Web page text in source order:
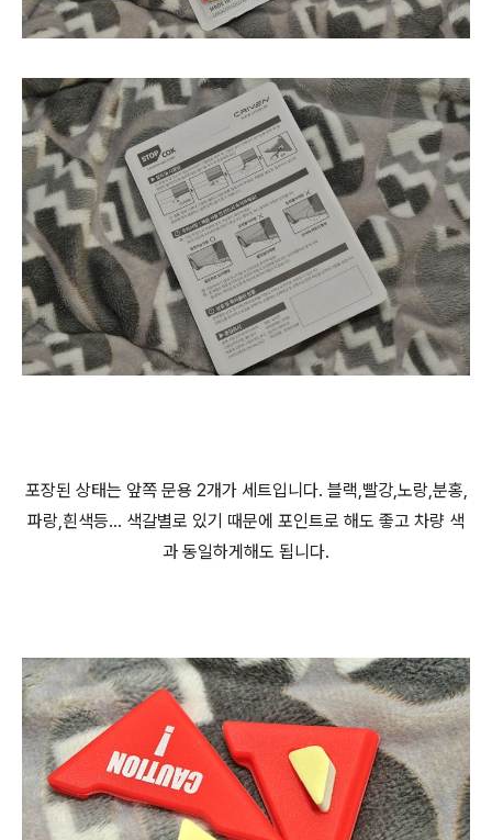
포장된 상태는 앞쪽 문용 2개가 세트입니다. 블랙,빨강,노랑,분홍,
파랑,흰색등... 색갈별로 있기 때문에 포인트로 해도 좋고 차량 색
과 동일하게해도 됩니다.